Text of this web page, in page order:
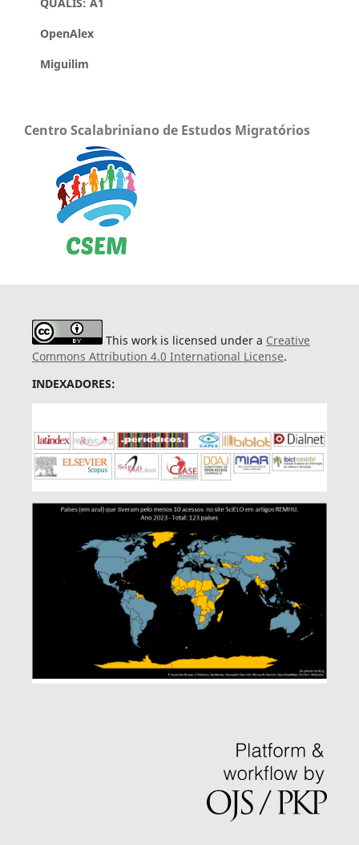
OpenAlex
Miguilim
Centro Scalabriniano de Estudos Migratórios
This work is licensed under a Creative
Commons Attribution 4.0 International License.
INDEXADORES: